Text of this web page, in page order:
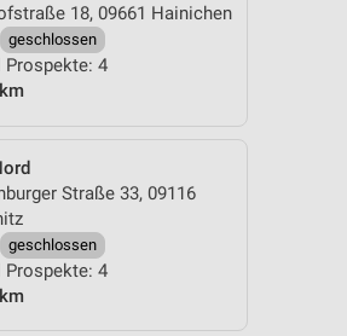
18, 09661 Hainichen
geschlossen
Prospekte: 4
Straße 33, 09116
geschlossen
Prospekte: 4